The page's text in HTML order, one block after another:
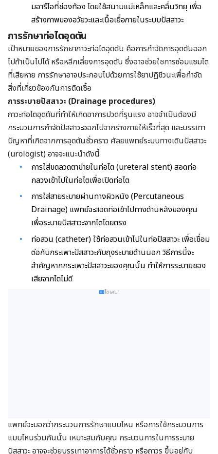
มอารืไอที่ช่องท้อง โดยใช้สนามแม่เหล็กและคลื่นวิทยุ เพื่อ
สร้างภาพของอวัยวะและเนื้อเยื่อภายในระบบปัสสาวะ
การรักษาท่อไตอุดตัน
เป้าหมายของการรักษาภาวะท่อไตอุดตัน คือการกำจัดการอุดตันออก
ไปถ้าเป็นไปได้ หรือหลีกเลี่ยงการอุดตัน ซึ่งอาจช่วยใชการซ่อมแซมไต
ที่เสียหาย การรักษาอาจประกอบไปด้วยการใช้ยาปฏิชีวนะเพื่อกำจัด
สิ่งที่เกี่ยวข้องกันการติดเชื้อ
การระบายปัสสาวะ (Drainage procedures)
ภาวะท่อไตอุดตันที่ทำให้เกิดอาการปวดที่รุนแรง อาจจำเป็นต้องมี
กระบวนการกำจัดปัสสาวะออกไปจากร่างกายให้เร็วที่สุด และบรรเทา
ปัญหาที่เกิดจากการอุดตันชั่วคราว ศัลยแพทย์ระบบทางเดินปัสสาวะ
(urologist) อาจจะแนะนำดังนี้
การใส่ขดลวดตาข่ายในท่อไต (ureteral stent) สอดท่อ
กลวงเข้าไปในท่อไตเพื่อเปิดท่อไต
การใส่สายระบายผ่านทางผิวหนัง (Percutaneous
Drainage) แพทย์จะสอดท่อเข้าไปทางด้านหลังของคุณ
เพื่อระบายปัสสาวะจากไตโดยตรง
ท่อสวน (catheter) ใช้ท่อสวนเข้าไปในท่อปัสสาวะเพื่อเชื่อม
ต่อกับกระเพาะปัสสาวะกับถุงระบายด้านนอก วิธีการนี้จะ
สำคัญหากกระเพาะปัสสาวะของคุณนั้น ทำให้การระบายของ
เสียจากไตไม่ดี
โฆษณา
แพทย์จะบอกว่ากระบวนการรักษาแบบไหน หรือการใช้กระบวนการ
แบบไหนร่วมกันนั้น เหมาะสมกับคุณ กระบวนการในการระบาย
ปัสสาวะ อาจจะช่วยบรรเทาอาการได้ชั่วคราว หรือถาวร ขึ้นอยู่กับ